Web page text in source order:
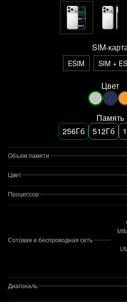
SIM-
ESIM SIM +
Цвет
Память
256Гб
512Гб
Объем памяти
Цвет
Процессор
Сотовая и беспроводная сеть
Диагональ